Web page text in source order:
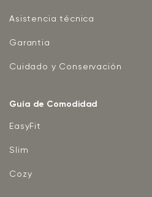
Asistencia técnica
Garantia
Cuidado y Conservación
Guía de Comodidad
EasyFit
Slim
Cozy